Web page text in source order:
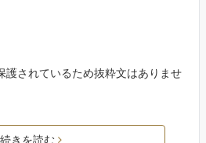
護されているため抜粋文はありませ
続きを読む